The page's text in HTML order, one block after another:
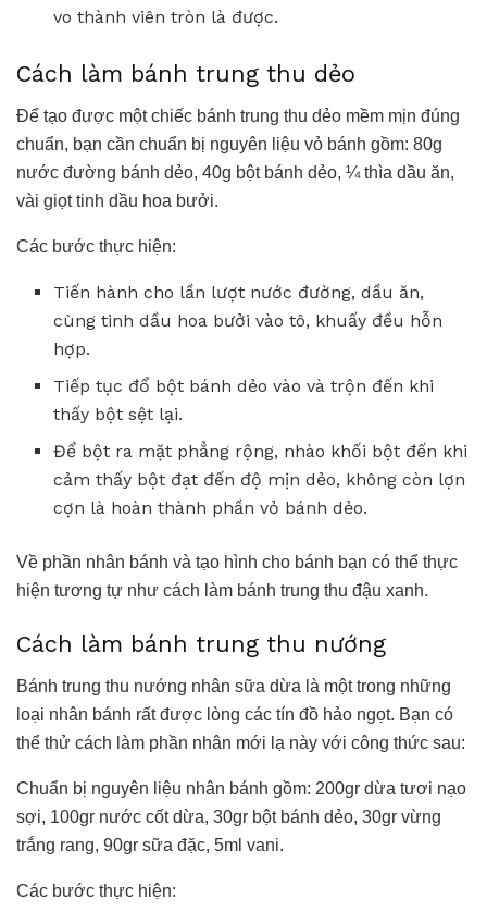
vo thành viên tròn là được.
Cách làm bánh trung thu dẻo
Để tạo được một chiếc bánh trung thu dẻo mềm mịn đúng
chuẩn, bạn cần chuẩn bị nguyên liệu vỏ bánh gồm: 80g
nước đường bánh dẻo, 40g bột bánh dẻo, ¼ thìa dầu ăn,
vài giọt tinh dầu hoa bưởi.
Các bước thực hiện:
Tiến hành cho lần lượt nước đường, dầu ăn,
cùng tinh dầu hoa bưởi vào tô, khuấy đều hỗn
hợp.
Tiếp tục đổ bột bánh dẻo vào và trộn đến khi
thấy bột sệt lại.
Để bột ra mặt phẳng rộng, nhào khối bột đến khi
cảm thấy bột đạt đến độ mịn dẻo, không còn lợn
cợn là hoàn thành phần vỏ bánh dẻo.
Về phần nhân bánh và tạo hình cho bánh bạn có thể thực
hiện tương tự như cách làm bánh trung thu đậu xanh.
Cách làm bánh trung thu nướng
Bánh trung thu nướng nhân sữa dừa là một trong những
loại nhân bánh rất được lòng các tín đồ hảo ngọt. Bạn có
thể thử cách làm phần nhân mới lạ này với công thức sau:
Chuẩn bị nguyên liệu nhân bánh gồm: 200gr dừa tươi nạo
sợi, 100gr nước cốt dừa, 30gr bột bánh dẻo, 30gr vừng
trắng rang, 90gr sữa đặc, 5ml vani.
Các bước thực hiện: